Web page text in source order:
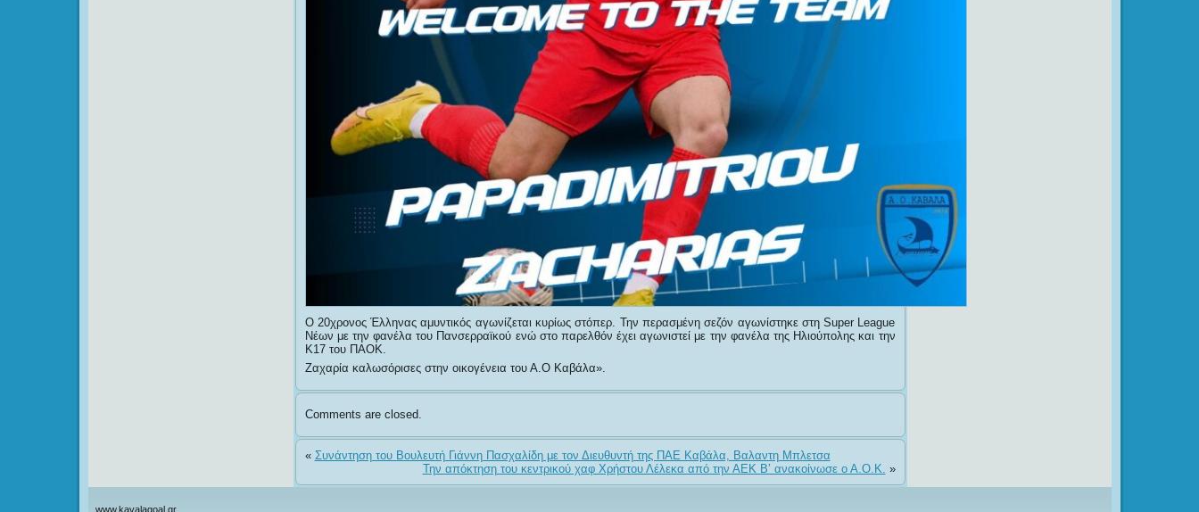
Ο 20χρονος Έλληνας αμυντικός αγωνίζεται κυρίως στόπερ. Την περασμένη σεζόν αγωνίστηκε στη Super League
Νέων με την φανέλα του Πανσερραϊκού ενώ στο παρελθόν έχει αγωνιστεί με την φανέλα της Ηλιούπολης και την
Κ17 του ΠΑΟΚ.
Ζαχαρία καλωσόρισες στην οικογένεια του Α.Ο Καβάλα».
Comments are closed.
« Συνάντηση του Βουλευτή Γιάννη Πασχαλίδη με τον Διευθυντή της ΠΑΕ Καβάλα, Βαλαντη Μπλετσα
Την απόκτηση του κεντρικού χαφ Χρήστου Λέλεκα από την ΑΕΚ Β’ ανακοίνωσε o A.O.K. »
www.kavalagoal.gr